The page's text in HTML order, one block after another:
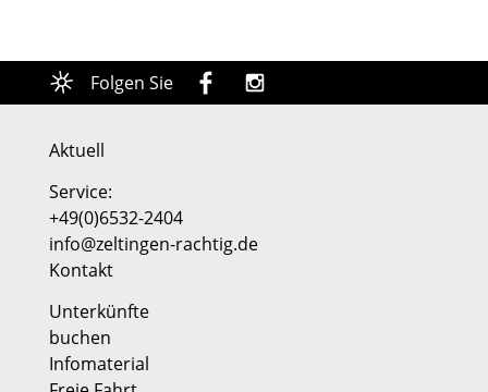
Folgen Sie
Aktuell
Service:
+49(0)6532-2404
info@zeltingen-rachtig.de
Kontakt
Unterkünfte
buchen
Infomaterial